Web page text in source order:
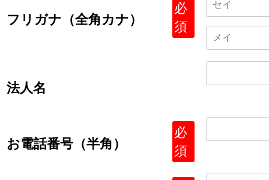
フリガナ（全角カナ）
必
須
法人名
お電話番号（半角）
必
須